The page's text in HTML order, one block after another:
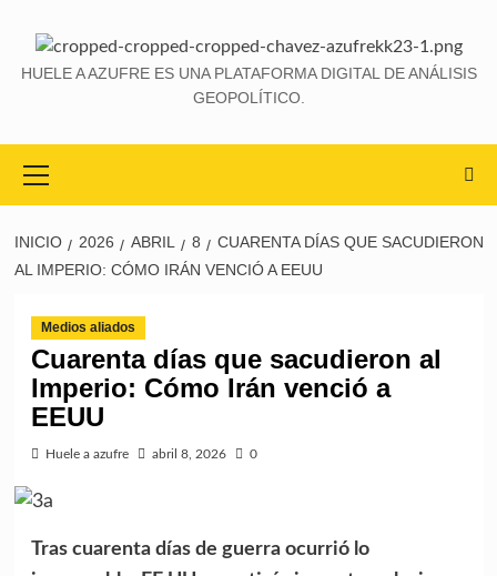
HUELE A AZUFRE ES UNA PLATAFORMA DIGITAL DE ANÁLISIS
GEOPOLÍTICO.
INICIO 2026 ABRIL 8
CUARENTA DÍAS QUE SACUDIERON
AL IMPERIO: CÓMO IRÁN VENCIÓ A EEUU
Medios aliados
Cuarenta días que sacudieron al
Imperio: Cómo Irán venció a
EEUU
Huele a azufre abril 8, 2026 0
Tras cuarenta días de guerra ocurrió lo